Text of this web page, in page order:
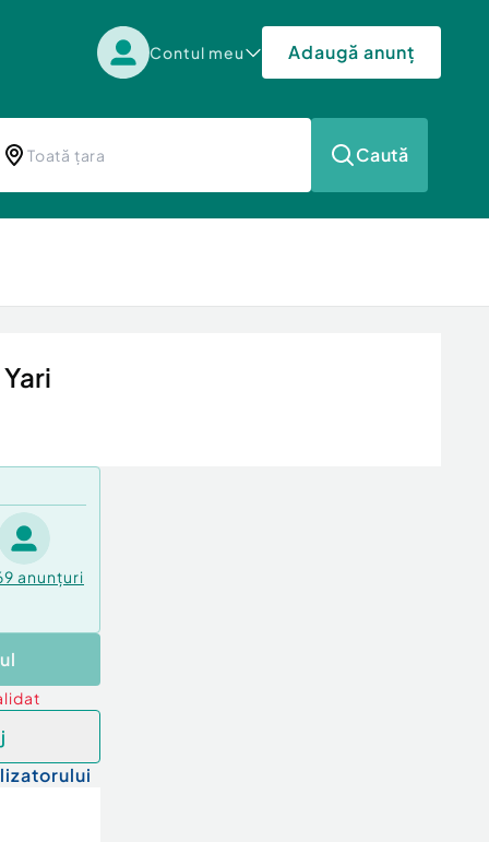
Contul meu Adaugă anunț
Caută
anunțuri